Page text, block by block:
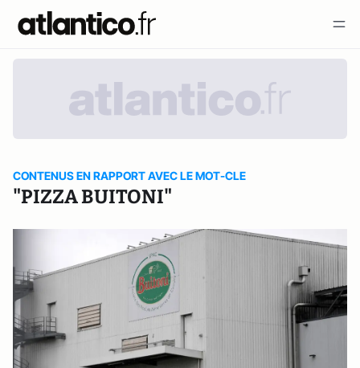
CONTENUS EN RAPPORT AVEC LE MOT-CLE
"PIZZA BUITONI"